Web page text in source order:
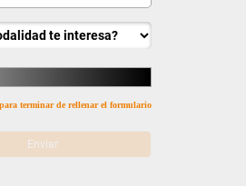
terminar de rellenar el formulario